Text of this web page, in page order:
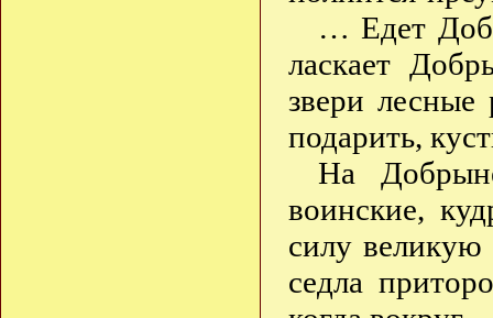
… Едет
ласкает
звери лесные
подарить,
На
воинские,
силу
седла